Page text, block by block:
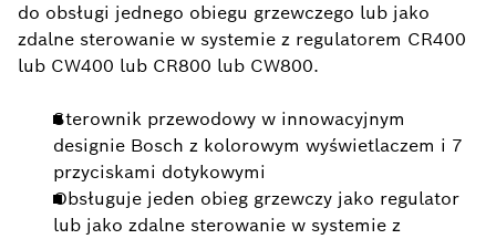
do obsługi jednego obiegu grzewczego lub jako
zdalne sterowanie w systemie z regulatorem CR400
lub CW400 lub CR800 lub CW800.
Sterownik przewodowy w innowacyjnym
designie Bosch z kolorowym wyświetlaczem i 7
przyciskami dotykowymi
Obsługuje jeden obieg grzewczy jako regulator
lub jako zdalne sterowanie w systemie z